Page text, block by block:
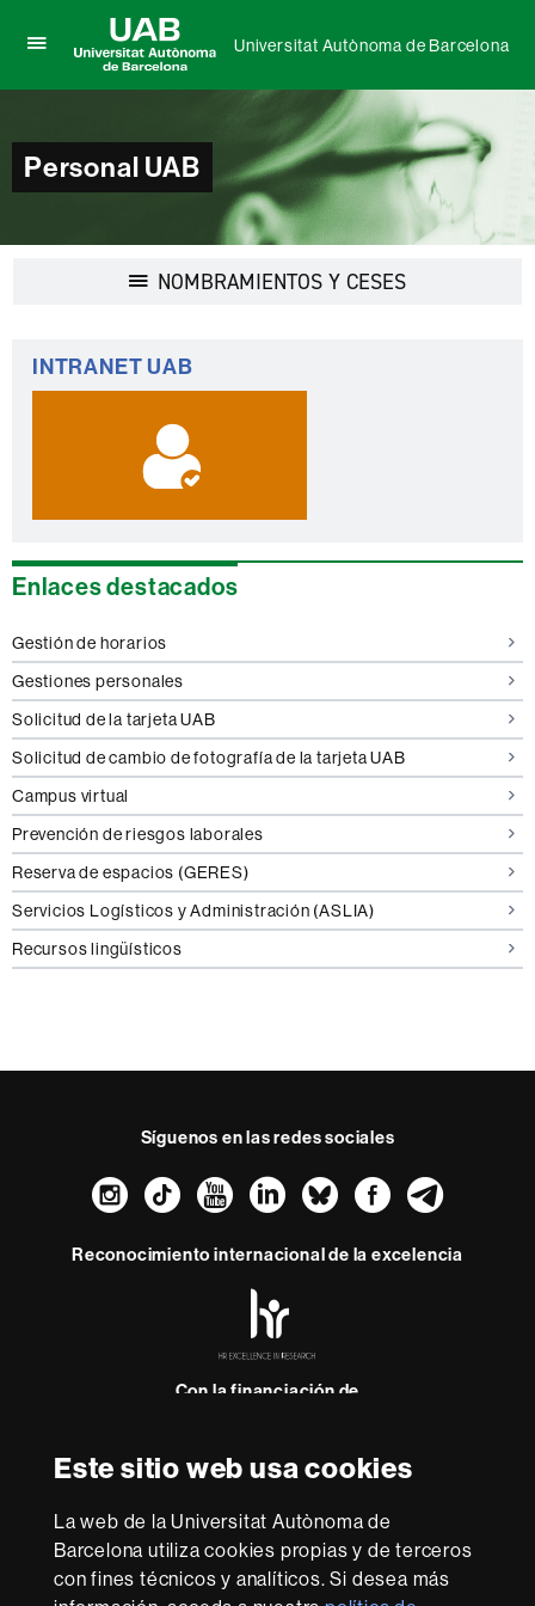
Este sitio web usa cookies
La web de la Universitat Autònoma de
Barcelona utiliza cookies propias y de terceros
con fines técnicos y analíticos. Si desea más
aquí
el
menú
Autònoma
de
Barcelona
Universitat Autònoma de Barcelona
Personal UAB
NOMBRAMIENTOS Y CESES
Información
complementaria
INTRANET UAB
Enlaces destacados
Gestión de horarios
Gestiones personales
Solicitud de la tarjeta UAB
Solicitud de cambio de fotografía de la tarjeta UAB
Campus virtual
Prevención de riesgos laborales
Reserva de espacios (GERES)
Servicios Logísticos y Administración (ASLIA)
Recursos lingüísticos
Síguenos en las redes sociales
Instagram
TikTokYouTube
LinkedIn
Bluesky
Reconocimiento internacional de la excelencia
-
Con la financiación de
esta
web Aviso legal Protección de datos Sobre el
web
Accesibilidad web Mapa del web UAB